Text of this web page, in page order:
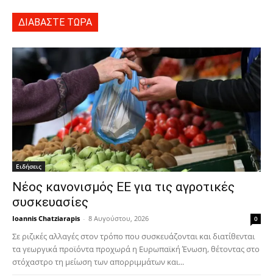
ΔΙΑΒΑΣΤΕ ΤΩΡΑ
Ειδήσεις
Νέος κανονισμός ΕΕ για τις αγροτικές
συσκευασίες
Ioannis Chatziarapis - 8 Αυγούστου, 2026 0
Σε ριζικές αλλαγές στον τρόπο που συσκευάζονται και διατίθενται
τα γεωργικά προϊόντα προχωρά η Ευρωπαϊκή Ένωση, θέτοντας στο
στόχαστρο τη μείωση των απορριμμάτων και...